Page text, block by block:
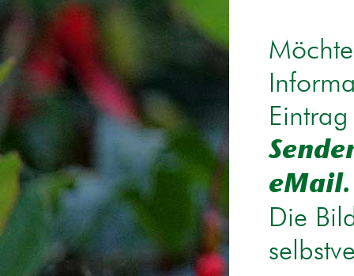
eMail.
Die